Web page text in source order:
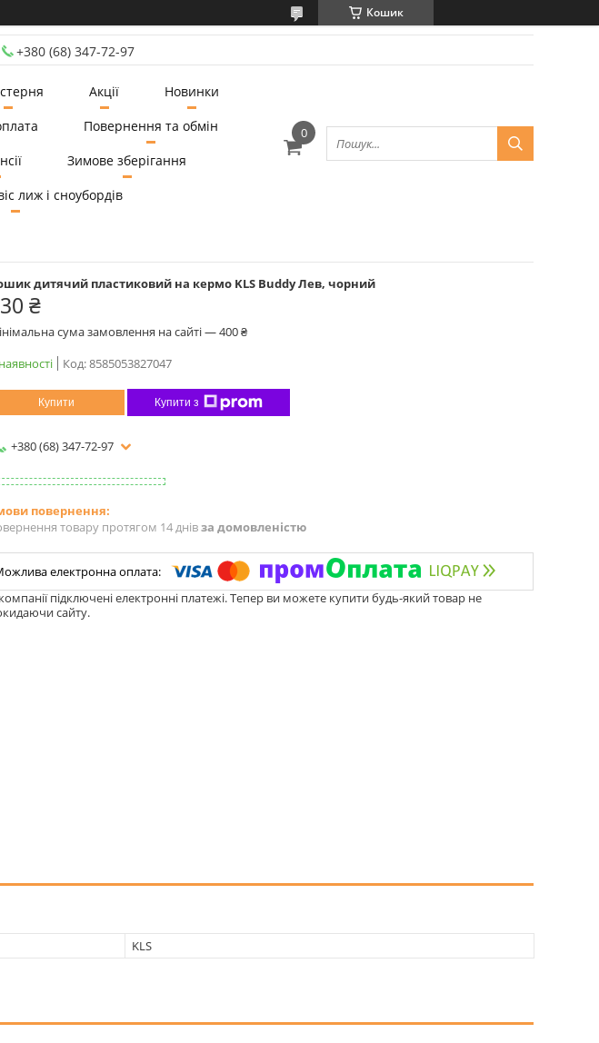
Кошик
+380 (68) 347-72-97
Акції
Новинки
Повернення та обмін
Зимове зберігання
лиж і сноубордів
дитячий пластиковий на кермо KLS Buddy Лев, чорний
₴
сума замовлення на сайті — 400 ₴
Код:8585053827047
Купити Купити з
+380 (68) 347-72-97
товару протягом 14 днівза домовленістю
підключені електронні платежі. Тепер ви можете купити будь-який товар не
сайту.
KLS